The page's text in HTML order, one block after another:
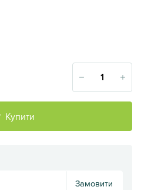
Купити
Замовити